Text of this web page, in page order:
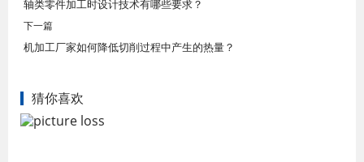
轴类零件加工时设计技术有哪些要求？ ​
下一篇
机加工厂家如何降低切削过程中产生的热量？
猜你喜欢